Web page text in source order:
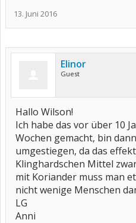
13. Juni 2016
Elinor
Guest
Hallo Wilson!
Ich habe das vor über 10
Wochen gemacht, bin
umgestiegen, da das
Klinghardschen Mittel
mit Koriander muss man
nicht wenige Menschen
LG
Anni